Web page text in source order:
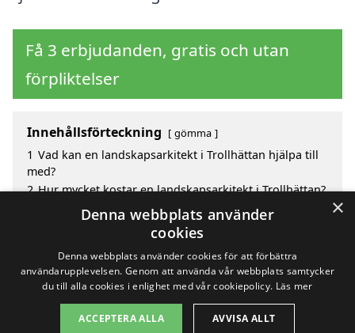
Få 3 erbjudanden, gratis och utan
förpliktelser
Innehållsförteckning gömma
1 Vad kan en landskapsarkitekt i Trollhättan hjälpa till
med?
2 Hur mycket kostar en landskapsarkitekt i Trollhättan?
Fördelar med att välja landskapsarkitekt i Trollhättan
Sök efter en skicklig landskapsarkitekt i de
omgivande städerna Trollhättan
Copyright 2026 - Pilanto Aps
×
Denna webbplats använder
cookies
Denna webbplats använder cookies för att förbättra
användarupplevelsen. Genom att använda vår webbplats samtycker
du till alla cookies i enlighet med vår cookiepolicy. Läs mer
ACCEPTERA ALLA AVVISA ALLT